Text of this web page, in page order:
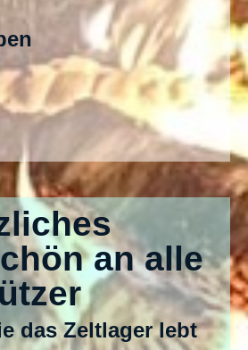
an alle
das Zeltlager lebt